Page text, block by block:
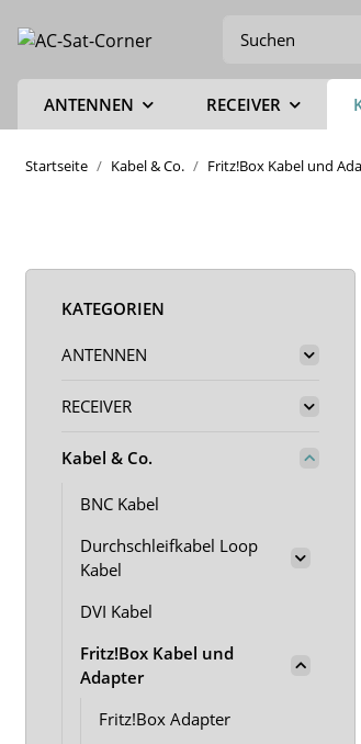
ANTENNEN RECEIVER
Startseite Kabel & Co. Fritz!Box Kabel und
KATEGORIEN
ANTENNEN
RECEIVER
Kabel & Co.
BNC Kabel
Durchschleifkabel Loop
Kabel
DVI Kabel
Fritz!Box Kabel und
Adapter
Fritz!Box Adapter